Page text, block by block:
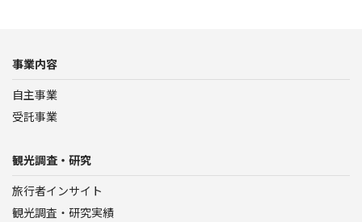
事業内容
自主事業
受託事業
観光調査・研究
旅行者インサイト
観光調査・研究実績